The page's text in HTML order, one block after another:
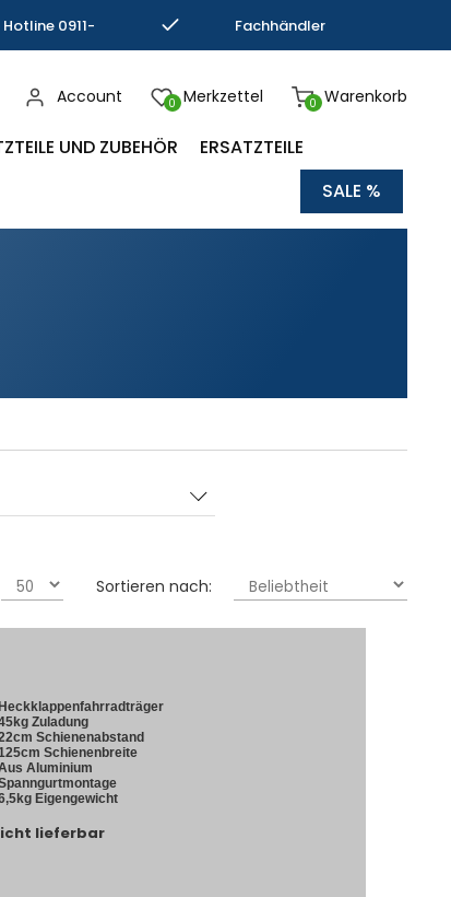
0911- Fachhändler
0 Warenkorb
0 Merkzettel
Account
UND ZUBEHÖR
ERSATZTEILE
SALE %
Sortieren nach:
Zuladung
Schienenabstand
Schienenbreite
Aluminium
Eigengewicht
lieferbar